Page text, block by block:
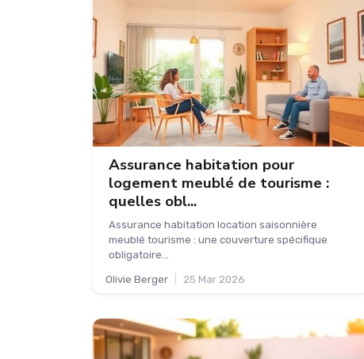
Assurance habitation pour
logement meublé de tourisme :
quelles obl...
Assurance habitation location saisonnière
meublé tourisme : une couverture spécifique
obligatoire...
Olivie Berger 25 Mar 2026